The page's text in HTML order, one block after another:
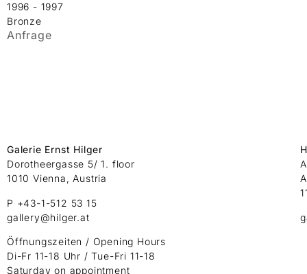
1996 - 1997
Bronze
Anfrage
Galerie Ernst Hilger
Dorotheergasse 5/ 1. floor
1010 Vienna, Austria
P +43-1-512 53 15
gallery@hilger.at
Öffnungszeiten / Opening Hours
Di-Fr 11-18 Uhr / Tue-Fri 11-18
Saturday on appointment